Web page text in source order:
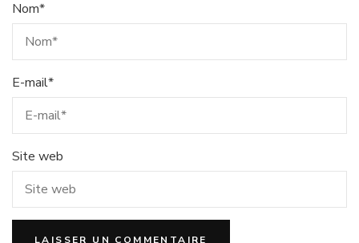
Nom*
E-mail*
Site web